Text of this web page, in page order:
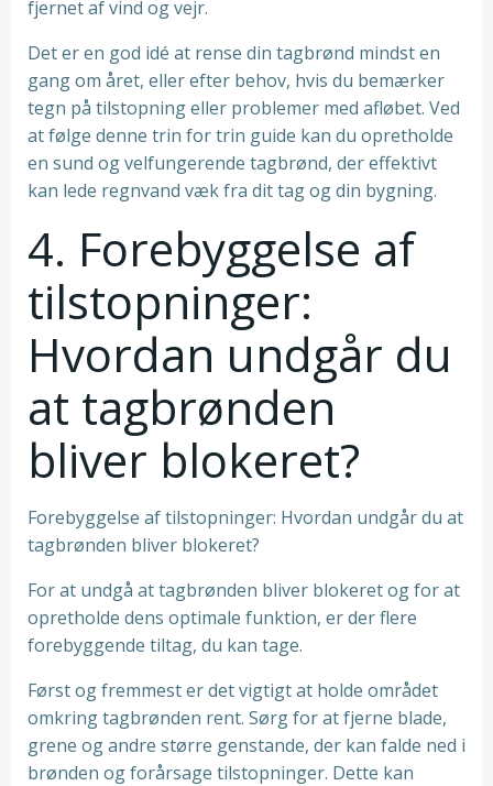
fjernet af vind og vejr.
Det er en god idé at rense din tagbrønd mindst en
gang om året, eller efter behov, hvis du bemærker
tegn på tilstopning eller problemer med afløbet. Ved
at følge denne trin for trin guide kan du opretholde
en sund og velfungerende tagbrønd, der effektivt
kan lede regnvand væk fra dit tag og din bygning.
4. Forebyggelse af
tilstopninger:
Hvordan undgår du
at tagbrønden
bliver blokeret?
Forebyggelse af tilstopninger: Hvordan undgår du at
tagbrønden bliver blokeret?
For at undgå at tagbrønden bliver blokeret og for at
opretholde dens optimale funktion, er der flere
forebyggende tiltag, du kan tage.
Først og fremmest er det vigtigt at holde området
omkring tagbrønden rent. Sørg for at fjerne blade,
grene og andre større genstande, der kan falde ned i
brønden og forårsage tilstopninger. Dette kan